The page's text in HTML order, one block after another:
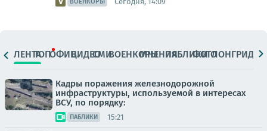
ЛЕНТАТОПОФИЦ.ВИДЕОСМИВОЕНКОРЫМНЕНИЯПАБЛИКИ
ФОТОЛОНГРИДЫ
Кадры поражения железнодорожной
инфраструктуры, используемой в интересах
ВСУ, по порядку:
ПАБЛИКИ 15:21